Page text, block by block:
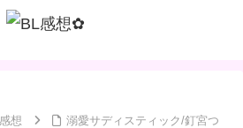
想
溺愛サディスティック/釘宮つ